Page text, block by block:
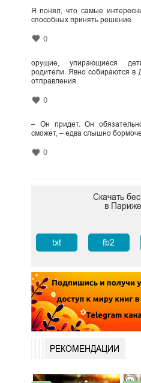
Я понял, что самые
способных принять решение.
0
орущие, упирающиеся
родители. Явно собираются в
отправления.
0
– Он придет. Он
сможет, – едва слышно
0
Скачать
в
txt fb2
РЕКОМЕНДАЦИИ